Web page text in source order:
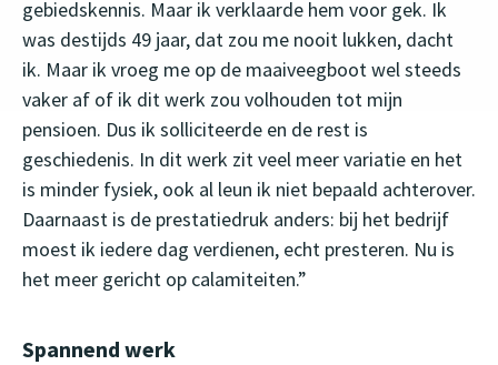
gebiedskennis. Maar ik verklaarde hem voor gek. Ik
was destijds 49 jaar, dat zou me nooit lukken, dacht
ik. Maar ik vroeg me op de maaiveegboot wel steeds
vaker af of ik dit werk zou volhouden tot mijn
pensioen. Dus ik solliciteerde en de rest is
geschiedenis. In dit werk zit veel meer variatie en het
is minder fysiek, ook al leun ik niet bepaald achterover.
Daarnaast is de prestatiedruk anders: bij het bedrijf
moest ik iedere dag verdienen, echt presteren. Nu is
het meer gericht op calamiteiten.”
Spannend werk